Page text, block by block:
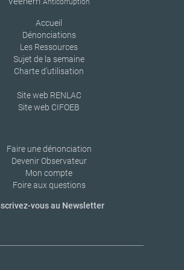
Accueil
Dénonciations
Les Ressources
Sujet de la semaine
Charte d’utilisation
Site web RENLAC
Site web CIFOEB
Faire une dénonciation
Devenir Observateur
Mon compte
Foire aux questions
vous au Newsletter